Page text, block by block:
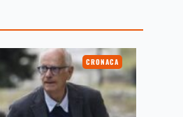
CRONACA